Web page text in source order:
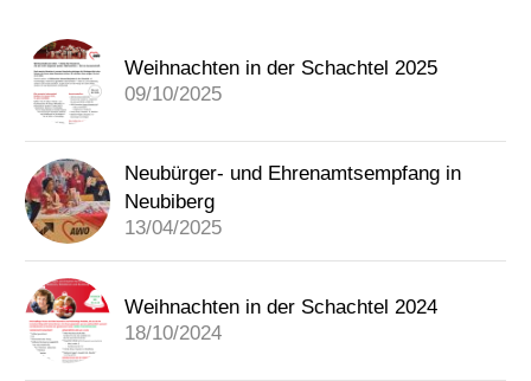
Weihnachten in der Schachtel 2025
09/10/2025
Neubürger- und Ehrenamtsempfang in
Neubiberg
13/04/2025
Weihnachten in der Schachtel 2024
18/10/2024